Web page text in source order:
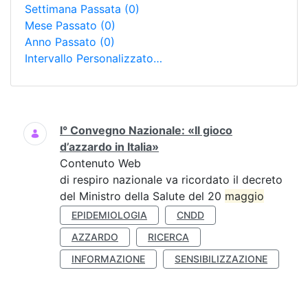
Settimana Passata (0)
Mese Passato (0)
Anno Passato (0)
Intervallo Personalizzato…
Ricerca
I° Convegno Nazionale: «Il gioco
d’azzardo in Italia»
Contenuto Web
di respiro nazionale va ricordato il decreto
del Ministro della Salute del 20 maggio
EPIDEMIOLOGIA
CNDD
AZZARDO
RICERCA
INFORMAZIONE
SENSIBILIZZAZIONE